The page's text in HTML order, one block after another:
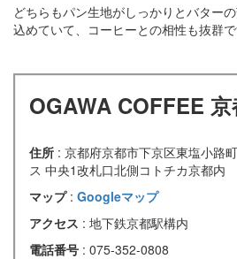
どちらもパン生地がしっかりとバター
込めていて、コーヒーとの相性も抜群で
OGAWA COFFEE
住所 : 京都府京都市下京区東塩小路
ス 中央1改札口北側コトチカ京都内
マップ : Googleマップ
アクセス : 地下鉄京都駅構内
電話番号 : 075-352-0808